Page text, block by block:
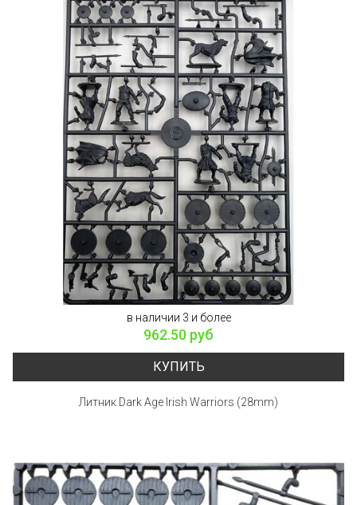
в наличии 3 и более
962.50 руб
КУПИТЬ
Литник Dark Age Irish Warriors (28mm)